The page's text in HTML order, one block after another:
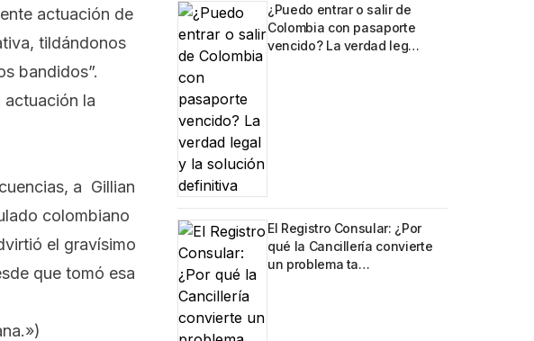
actuación de
tildándonos
bandidos”.
actuación la
a Gillian
colombiano
el gravísimo
que tomó esa
)
¿Puedo entrar o salir de
Colombia con pasaporte
vencido? La verdad leg…
El Registro Consular: ¿Por
qué la Cancillería convierte
un problema ta…